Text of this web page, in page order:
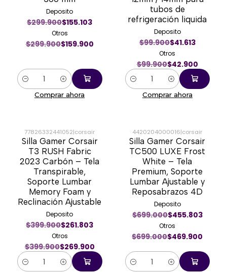
Deposito
$299.900$155.103
Otros
$299.900$159.900
Cantidad
Comprar ahora
tubos de
refrigeración liquida
Deposito
$99.900$41.613
Otros
$99.900$42.900
Cantidad
Comprar ahora
-33%
77826332441052|corsair
Silla Gamer Corsair
T3 RUSH Fabric
2023 Carbón – Tela
Transpirable,
Soporte Lumbar
Memory Foam y
Reclinación Ajustable
Deposito
$399.900$261.803
Otros
$399.900$269.900
Cantidad
-33%
4420204000016|corsair
Silla Gamer Corsair
TC500 LUXE Frost
White – Tela
Premium, Soporte
Lumbar Ajustable y
Reposabrazos 4D
Deposito
$699.000$455.803
Otros
$699.000$469.900
Cantidad